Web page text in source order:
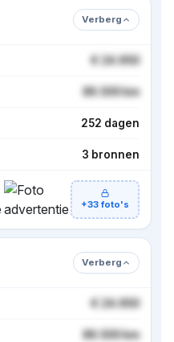
Verberg
€ 24.950
86.500 km
252 dagen
3 bronnen
+33 foto's
Verberg
€ 24.950
86.500 km